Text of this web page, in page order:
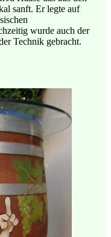
sanft. Er legte auf
wurde auch der
Technik gebracht.